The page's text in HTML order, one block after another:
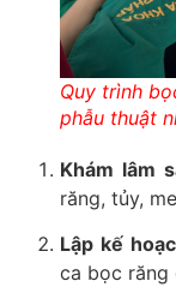
Quy trình
phẫu thuật
Khám lâm
răng, tủy,
Lập kế
ca bọc răng